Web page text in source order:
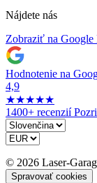
Nájdete nás
Zobraziť na Google
Hodnotenie na
4,9
★★★★★
1400+ recenzií
© 2026 Laser-
Spravovať cookies